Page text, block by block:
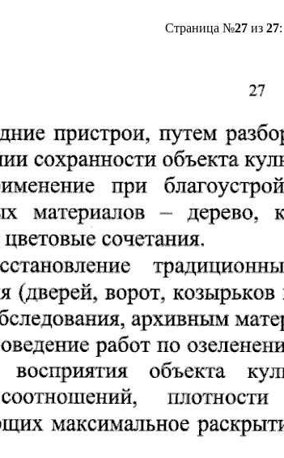
Страница №27из 27: